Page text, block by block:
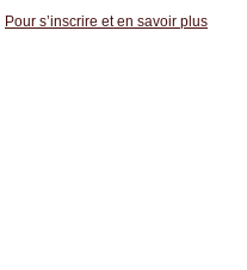
Pour s’inscrire et en savoir plus